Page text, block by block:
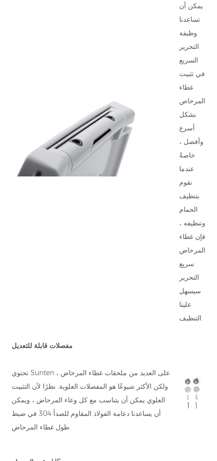
يمكن أن
تساعدنا
وظيفة
التحرير
السريع
في تثبيت
غطاء
المرحاض
بشكل
أسرع
وأفضل ،
خاصةً
عندما
نقوم
بتنظيف
الحمام
وتنظيفه ،
فإن غطاء
المرحاض
سريع
التحرير
سيسهل
علينا
التنظيف.
مفصلات قابلة للتعديل
تحتوي Sunten على العديد من ملحقات غطاء المرحاض ،
ولكن الأكثر شيوعًا هو المفصلات العلوية. نظرًا لأن التثبيت
العلوي يمكن أن يتناسب مع كل وعاء المرحاض ، ويمكن
أن يساعدنا دعامة الفولاذ المقاوم للصدأ 304 في ضبط
طول غطاء المرحاض.